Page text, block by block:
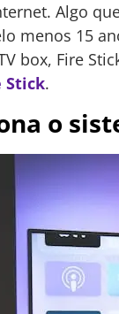
Algo
menos 15
box, Fire
Stick.
o